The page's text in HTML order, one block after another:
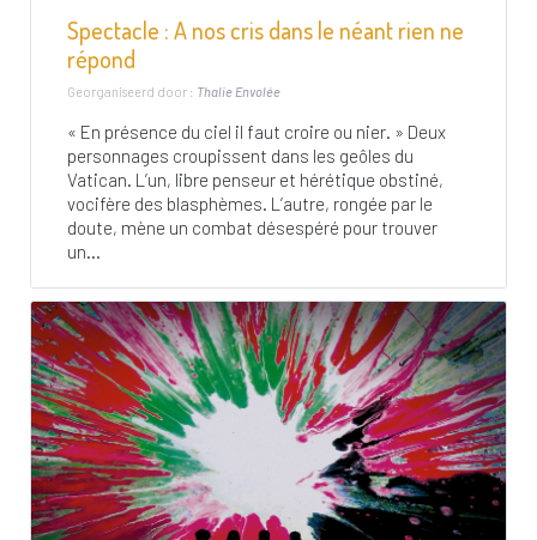
Spectacle : A nos cris dans le néant rien ne
répond
Georganiseerd door : Thalie Envolée
« En présence du ciel il faut croire ou nier. » Deux
personnages croupissent dans les geôles du
Vatican. L’un, libre penseur et hérétique obstiné,
vocifère des blasphèmes. L’autre, rongée par le
doute, mène un combat désespéré pour trouver
un...